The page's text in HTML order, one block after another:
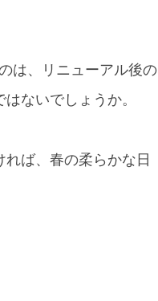
は、リニューアル後の
ないでしょうか。
ば、春の柔らかな日